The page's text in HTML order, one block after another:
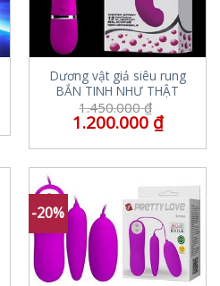
Dương vật giả siêu rung
BẮN TINH NHƯ THẬT
1.450.000₫
1.200.000₫
-20%